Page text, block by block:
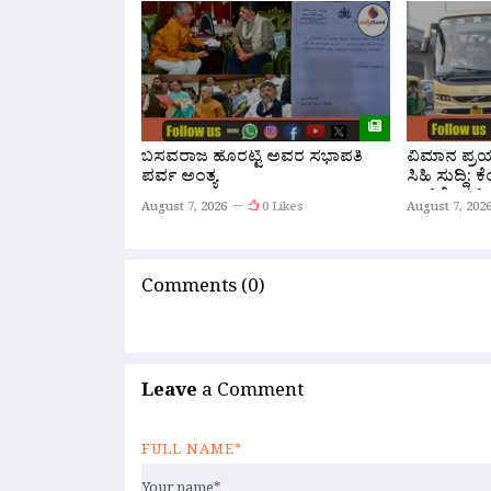
ಬಸವರಾಜ ಹೊರಟ್ಟಿ ಅವರ ಸಭಾಪತಿ
ಪರ್ವ ಅಂತ್ಯ
August 7, 2026 0 Likes
ವಿಮಾನ
ಸಿಹಿ ಸುದ್ದಿ:
ನೇರ ‘ಫ್ಲೈ
August 7, 2026
Comments (0)
Leave a Comment
FULL NAME*